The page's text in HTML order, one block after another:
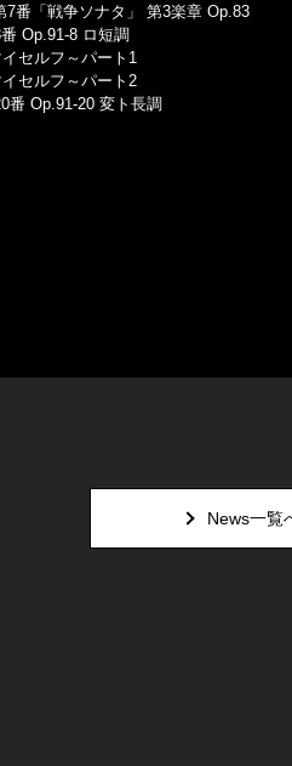
番「戦争ソナタ」 第3楽章 Op.83
Op.91-8 ロ短調
セルフ～パート1
セルフ～パート2
番 Op.91-20 変ト長調
News一覧